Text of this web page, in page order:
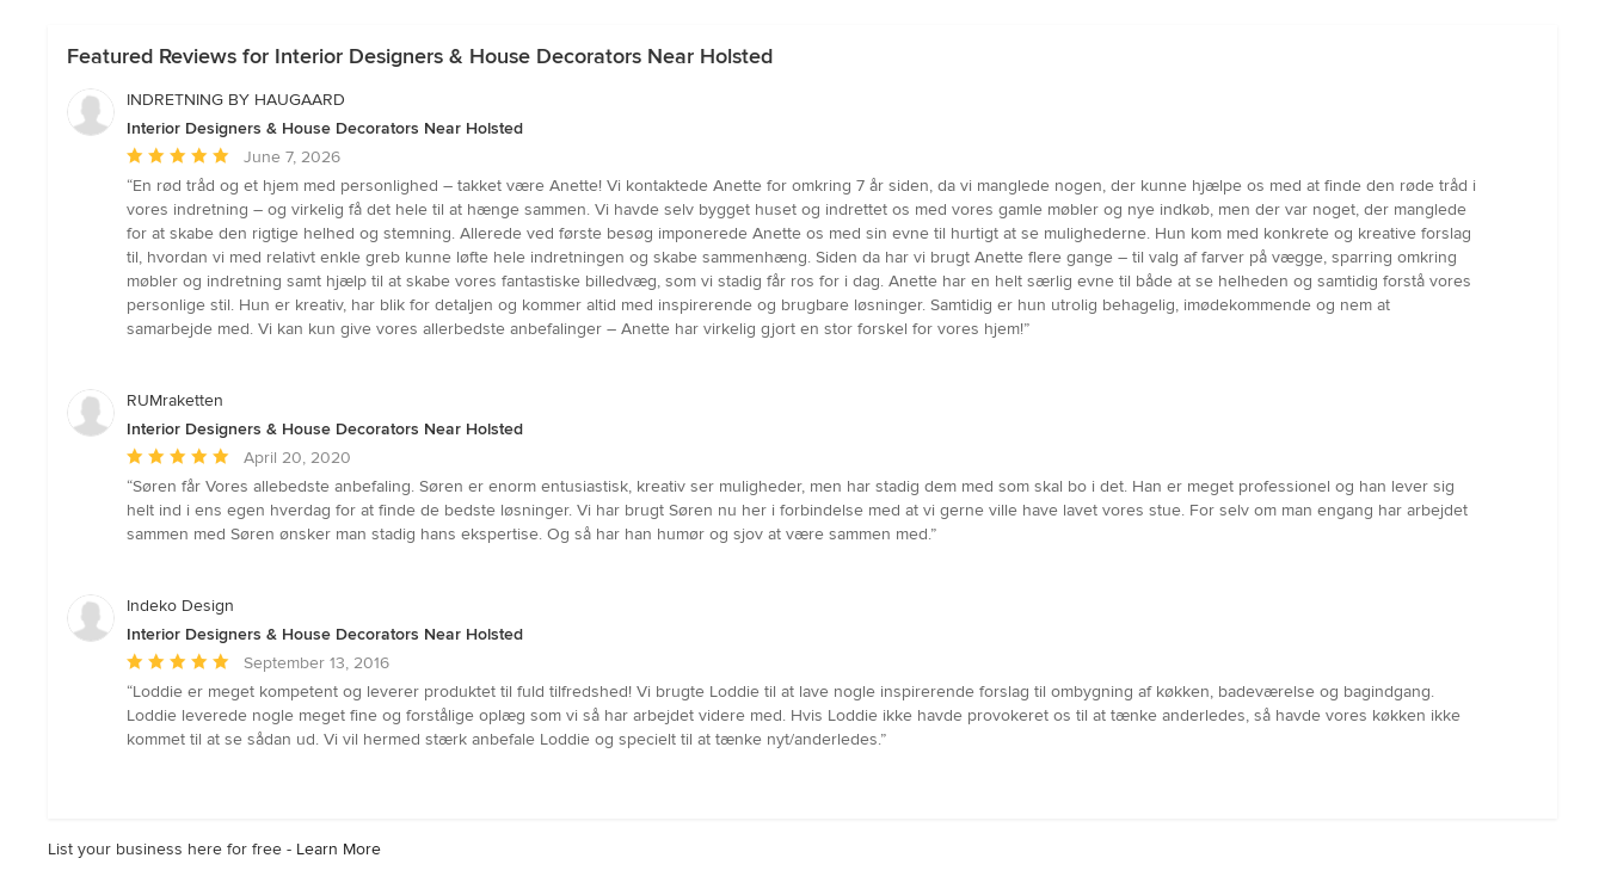
Featured Reviews for Interior Designers & House Decorators Near Holsted
INDRETNING BY HAUGAARD
Interior Designers & House Decorators Near Holsted
Average
rating:
5
out
of
5
stars
June 7, 2026
“En rød tråd og et hjem med personlighed – takket være Anette! Vi kontaktede Anette for omkring 7 år siden, da vi manglede nogen, der kunne hjælpe os med at finde den røde tråd i
vores indretning – og virkelig få det hele til at hænge sammen. Vi havde selv bygget huset og indrettet os med vores gamle møbler og nye indkøb, men der var noget, der manglede
for at skabe den rigtige helhed og stemning. Allerede ved første besøg imponerede Anette os med sin evne til hurtigt at se mulighederne. Hun kom med konkrete og kreative forslag
til, hvordan vi med relativt enkle greb kunne løfte hele indretningen og skabe sammenhæng. Siden da har vi brugt Anette flere gange – til valg af farver på vægge, sparring omkring
møbler og indretning samt hjælp til at skabe vores fantastiske billedvæg, som vi stadig får ros for i dag. Anette har en helt særlig evne til både at se helheden og samtidig forstå vores
personlige stil. Hun er kreativ, har blik for detaljen og kommer altid med inspirerende og brugbare løsninger. Samtidig er hun utrolig behagelig, imødekommende og nem at
samarbejde med. Vi kan kun give vores allerbedste anbefalinger – Anette har virkelig gjort en stor forskel for vores hjem!”
RUMraketten
Interior Designers & House Decorators Near Holsted
Average
rating:
5
out
stars
April 20, 2020
“Søren får Vores allebedste anbefaling. Søren er enorm entusiastisk, kreativ ser muligheder, men har stadig dem med som skal bo i det. Han er meget professionel og han lever sig
helt ind i ens egen hverdag for at finde de bedste løsninger. Vi har brugt Søren nu her i forbindelse med at vi gerne ville have lavet vores stue. For selv om man engang har arbejdet
sammen med Søren ønsker man stadig hans ekspertise. Og så har han humør og sjov at være sammen med.”
Indeko Design
Interior Designers & House Decorators Near Holsted
Average
rating:
5
out
September 13, 2016
“Loddie er meget kompetent og leverer produktet til fuld tilfredshed! Vi brugte Loddie til at lave nogle inspirerende forslag til ombygning af køkken, badeværelse og bagindgang.
Loddie leverede nogle meget fine og forstålige oplæg som vi så har arbejdet videre med. Hvis Loddie ikke havde provokeret os til at tænke anderledes, så havde vores køkken ikke
kommet til at se sådan ud. Vi vil hermed stærk anbefale Loddie og specielt til at tænke nyt/anderledes.”
List your business here for free - Learn More